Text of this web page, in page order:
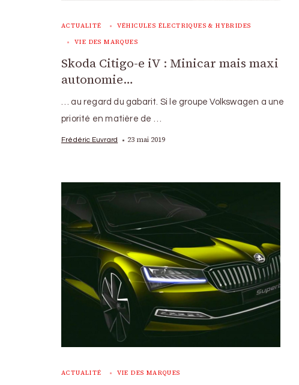
ACTUALITÉ VÉHICULES ÉLECTRIQUES & HYBRIDES
VIE DES MARQUES
Skoda Citigo-e iV : Minicar mais maxi
autonomie…
… au regard du gabarit. Si le groupe Volkswagen a une
priorité en matière de …
Frédéric Euvrard 23 mai 2019
ACTUALITÉ VIE DES MARQUES